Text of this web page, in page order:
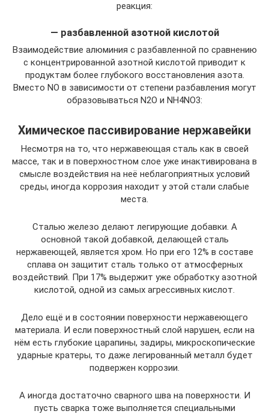
реакция:
— разбавленной азотной кислотой
Взаимодействие алюминия с разбавленной по сравнению
с концентрированной азотной кислотой приводит к
продуктам более глубокого восстановления азота.
Вместо NO в зависимости от степени разбавления могут
образовываться N2O и NH4NO3:
Химическое пассивирование нержавейки
Несмотря на то, что нержавеющая сталь как в своей
массе, так и в поверхностном слое уже инактивирована в
смысле воздействия на неё неблагоприятных условий
среды, иногда коррозия находит у этой стали слабые
места.
Сталью железо делают легирующие добавки. А
основной такой добавкой, делающей сталь
нержавеющей, является хром. Но при его 12% в составе
сплава он защитит сталь только от атмосферных
воздействий. При 17% выдержит уже обработку азотной
кислотой, одной из самых агрессивных кислот.
Дело ещё и в состоянии поверхности нержавеющего
материала. И если поверхностный слой нарушен, если на
нём есть глубокие царапины, задиры, микроскопические
ударные кратеры, то даже легированный металл будет
подвержен коррозии.
А иногда достаточно сварного шва на поверхности. И
пусть сварка тоже выполняется специальными